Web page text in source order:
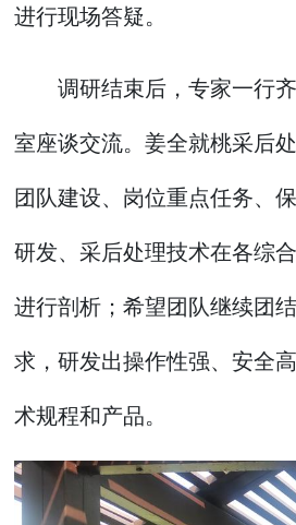
进行现场答疑。
调研结束后，专家一行
室座谈交流。姜全就桃采后
团队建设、岗位重点任务、
研发、采后处理技术在各综
进行剖析；希望团队继续团
求，研发出操作性强、安全
术规程和产品。